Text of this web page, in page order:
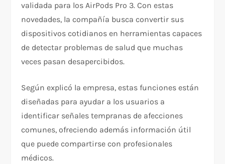
validada para los AirPods Pro 3. Con estas
novedades, la compañía busca convertir sus
dispositivos cotidianos en herramientas capaces
de detectar problemas de salud que muchas
veces pasan desapercibidos.
Según explicó la empresa, estas funciones están
diseñadas para ayudar a los usuarios a
identificar señales tempranas de afecciones
comunes, ofreciendo además información útil
que puede compartirse con profesionales
médicos.